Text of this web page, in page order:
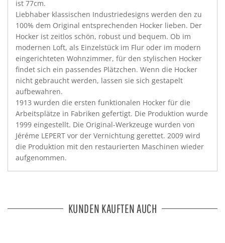
ist 77cm.
Liebhaber klassischen Industriedesigns werden den zu
100% dem Original entsprechenden Hocker lieben. Der
Hocker ist zeitlos schön, robust und bequem. Ob im
modernen Loft, als Einzelstück im Flur oder im modern
eingerichteten Wohnzimmer, für den stylischen Hocker
findet sich ein passendes Plätzchen. Wenn die Hocker
nicht gebraucht werden, lassen sie sich gestapelt
aufbewahren.
1913 wurden die ersten funktionalen Hocker für die
Arbeitsplätze in Fabriken gefertigt. Die Produktion wurde
1999 eingestellt. Die Original-Werkzeuge wurden von
Jéréme LEPERT vor der Vernichtung gerettet. 2009 wird
die Produktion mit den restaurierten Maschinen wieder
aufgenommen.
KUNDEN KAUFTEN AUCH